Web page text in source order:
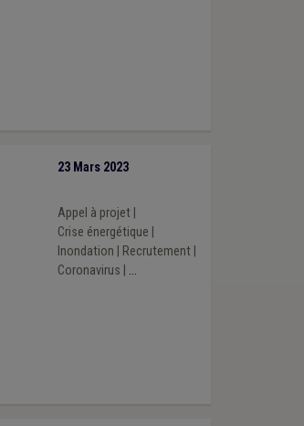
23 Mars 2023
Appel à projet|
Crise énergétique
Inondation
Recrutement|
Coronavirus
...